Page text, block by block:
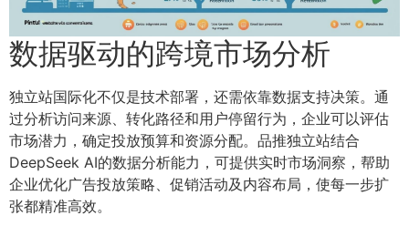
数据驱动的跨境市场分析
独立站国际化不仅是技术部署，还需依靠数据支持决策。通
过分析访问来源、转化路径和用户停留行为，企业可以评估
市场潜力，确定投放预算和资源分配。品推独立站结合
DeepSeek AI的数据分析能力，可提供实时市场洞察，帮助
企业优化广告投放策略、促销活动及内容布局，使每一步扩
张都精准高效。